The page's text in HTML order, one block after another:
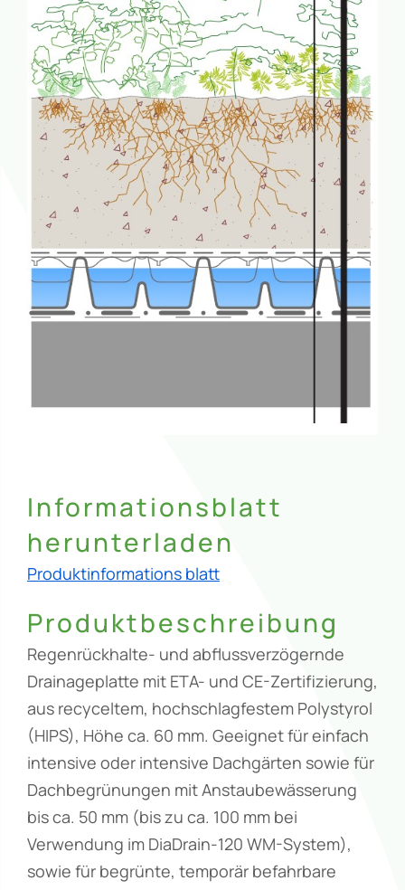
Informationsblatt
herunterladen
Produktinformations blatt
Produktbeschreibung
Regenrückhalte- und abflussverzögernde
Drainageplatte mit ETA- und CE-Zertifizierung,
aus recyceltem, hochschlagfestem Polystyrol
(HIPS), Höhe ca. 60 mm. Geeignet für einfach
intensive oder intensive Dachgärten sowie für
Dachbegrünungen mit Anstaubewässerung
bis ca. 50 mm (bis zu ca. 100 mm bei
Verwendung im DiaDrain-120 WM-System),
sowie für begrünte, temporär befahrbare